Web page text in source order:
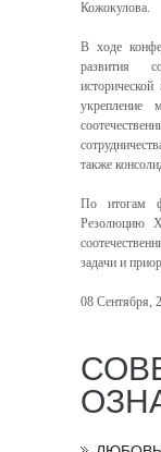
Кожокулова.
В ходе
развития
укрепление
также
По итогам
Резолюцию
задачи и
08 Сентября,